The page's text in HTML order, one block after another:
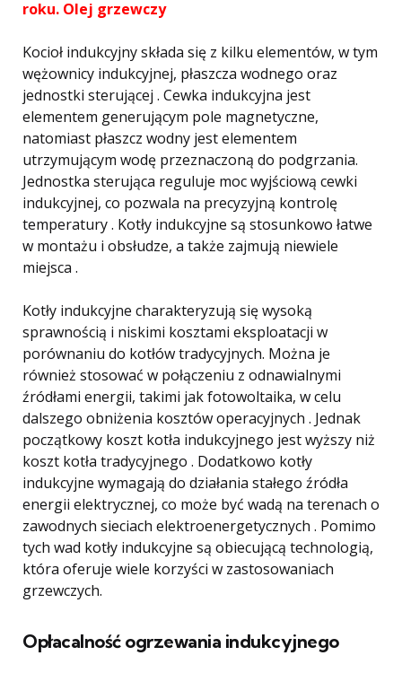
roku. Olej grzewczy
Kocioł indukcyjny składa się z kilku elementów, w tym
wężownicy indukcyjnej, płaszcza wodnego oraz
jednostki sterującej . Cewka indukcyjna jest
elementem generującym pole magnetyczne,
natomiast płaszcz wodny jest elementem
utrzymującym wodę przeznaczoną do podgrzania.
Jednostka sterująca reguluje moc wyjściową cewki
indukcyjnej, co pozwala na precyzyjną kontrolę
temperatury . Kotły indukcyjne są stosunkowo łatwe
w montażu i obsłudze, a także zajmują niewiele
miejsca .
Kotły indukcyjne charakteryzują się wysoką
sprawnością i niskimi kosztami eksploatacji w
porównaniu do kotłów tradycyjnych. Można je
również stosować w połączeniu z odnawialnymi
źródłami energii, takimi jak fotowoltaika, w celu
dalszego obniżenia kosztów operacyjnych . Jednak
początkowy koszt kotła indukcyjnego jest wyższy niż
koszt kotła tradycyjnego . Dodatkowo kotły
indukcyjne wymagają do działania stałego źródła
energii elektrycznej, co może być wadą na terenach o
zawodnych sieciach elektroenergetycznych . Pomimo
tych wad kotły indukcyjne są obiecującą technologią,
która oferuje wiele korzyści w zastosowaniach
grzewczych.
Opłacalność ogrzewania indukcyjnego